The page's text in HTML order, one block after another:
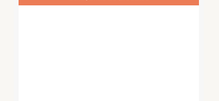
festivos e projetos de marca